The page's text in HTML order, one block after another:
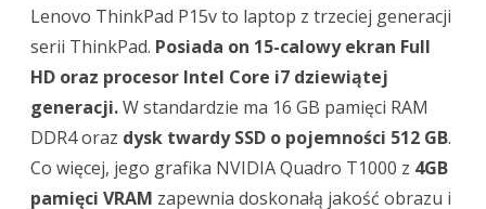
Lenovo ThinkPad P15v to laptop z trzeciej generacji
serii ThinkPad. Posiada on 15-calowy ekran Full
HD oraz procesor Intel Core i7 dziewiątej
generacji.W standardzie ma 16 GB pamięci RAM
DDR4 oraz dysk twardy SSD o pojemności 512 GB.
Co więcej, jego grafika NVIDIA Quadro T1000 z 4GB
pamięci VRAM zapewnia doskonałą jakość obrazu i